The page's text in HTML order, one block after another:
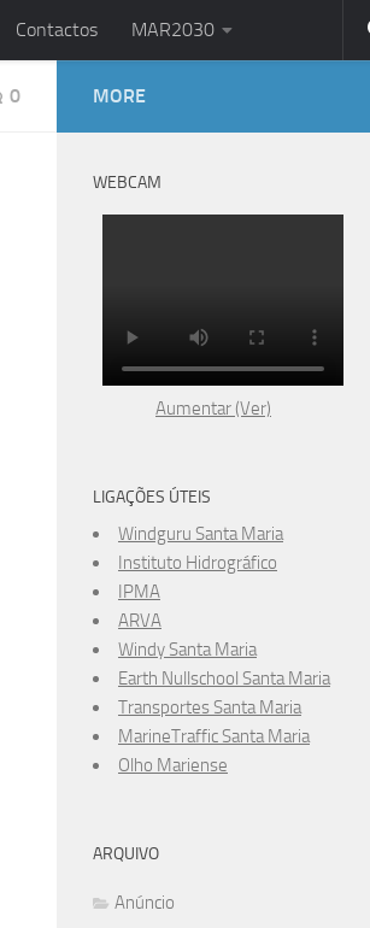
Contactos MAR2030
0 MORE
WEBCAM
Aumentar (Ver)
LIGAÇÕES ÚTEIS
Windguru Santa Maria
Instituto Hidrográfico
IPMA
ARVA
Windy Santa Maria
Earth Nullschool Santa Maria
Transportes Santa Maria
MarineTraffic Santa Maria
Olho Mariense
ARQUIVO
Anúncio